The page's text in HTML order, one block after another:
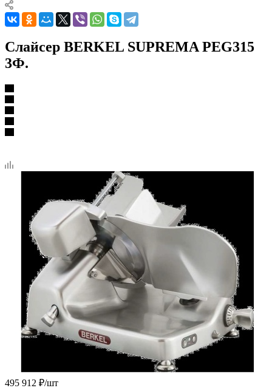
Слайсер BERKEL SUPREMA PEG315
3Ф.
495 912 ₽/шт